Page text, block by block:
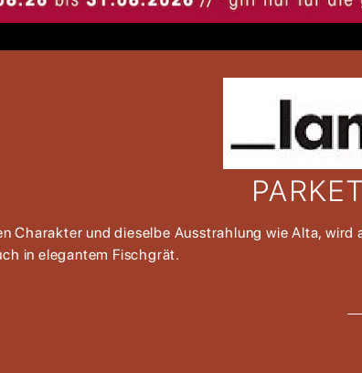
Charakter und dieselbe Ausstrahlung wie Alta,
in elegantem Fischgrät.